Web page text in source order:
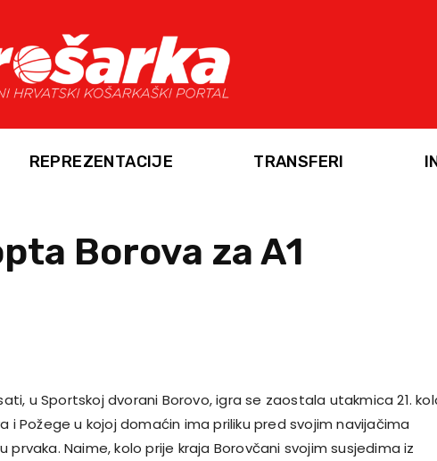
REPREZENTACIJE TRANSFERI
Borova za A1
u Sportskoj dvorani Borovo, igra se zaostala utakmica 21.
i Požege u kojoj domaćin ima priliku pred svojim navijačima
prvaka. Naime, kolo prije kraja Borovčani svojim susjedima iz